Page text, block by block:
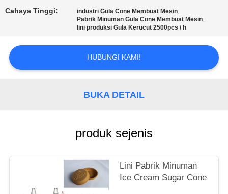
PERMINTAAN
SITEMAP
Cahaya Tinggi: industri Gula Cone Membuat Mesin,
Pabrik Minuman Gula Cone Membuat Mesin,
lini produksi Gula Kerucut 2500pcs / h
HUBUNGI KAMI!
BUKA DETAIL
produk sejenis
Lini Pabrik Minuman
Ice Cream Sugar Cone